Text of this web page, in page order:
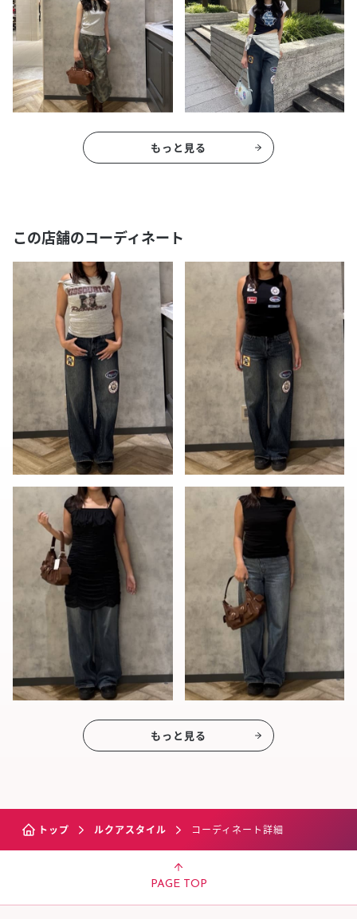
もっと見る
この店舗のコーディネート
もっと見る
トップ ルクアスタイル コーディネート詳細
PAGE TOP